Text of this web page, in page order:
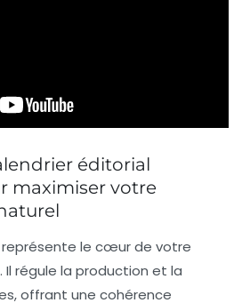
éditorial
maximiser votre
représente le cœur de votre
régule la production et la
offrant une cohérence